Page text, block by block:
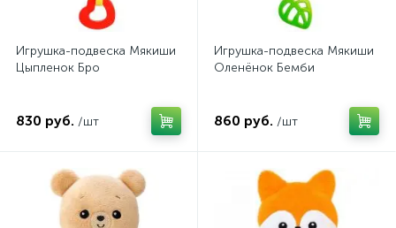
Игрушка-подвеска Мякиши
Цыпленок Бро
830 руб. /шт
Игрушка-подвеска Мякиши
Оленёнок Бемби
860 руб. /шт